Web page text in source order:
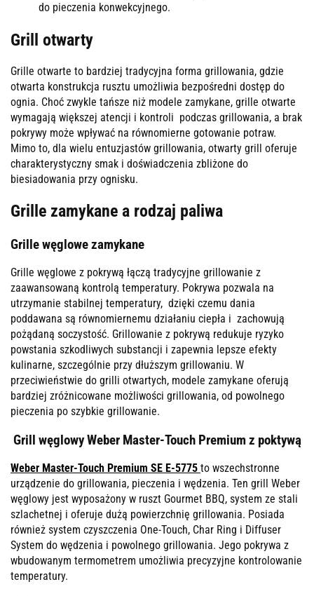
do pieczenia konwekcyjnego​​.
Grill otwarty
Grille otwarte to bardziej tradycyjna forma grillowania, gdzie
otwarta konstrukcja rusztu umożliwia bezpośredni dostęp do
ognia. Choć zwykle tańsze niż modele zamykane, grille otwarte
wymagają większej atencji i kontroli podczas grillowania, a brak
pokrywy może wpływać na równomierne gotowanie potraw.
Mimo to, dla wielu entuzjastów grillowania, otwarty grill oferuje
charakterystyczny smak i doświadczenia zbliżone do
biesiadowania przy ognisku​​.
Grille zamykane a rodzaj paliwa
Grille węglowe zamykane
Grille węglowe z pokrywą łączą tradycyjne grillowanie z
zaawansowaną kontrolą temperatury. Pokrywa pozwala na
utrzymanie stabilnej temperatury, dzięki czemu dania
poddawana są równomiernemu działaniu ciepła i zachowują
pożądaną soczystość. Grillowanie z pokrywą redukuje ryzyko
powstania szkodliwych substancji i zapewnia lepsze efekty
kulinarne, szczególnie przy dłuższym grillowaniu. W
przeciwieństwie do grilli otwartych, modele zamykane oferują
bardziej zróżnicowane możliwości grillowania, od powolnego
pieczenia po szybkie grillowanie.
Grill węglowy Weber Master-Touch Premium z poktywą
Weber Master-Touch Premium SE E-5775 to wszechstronne
urządzenie do grillowania, pieczenia i wędzenia. Ten grill Weber
węglowy jest wyposażony w ruszt Gourmet BBQ, system ze stali
szlachetnej i oferuje dużą powierzchnię grillowania. Posiada
również system czyszczenia One-Touch, Char Ring i Diffuser
System do wędzenia i powolnego grillowania. Jego pokrywa z
wbudowanym termometrem umożliwia precyzyjne kontrolowanie
temperatury.